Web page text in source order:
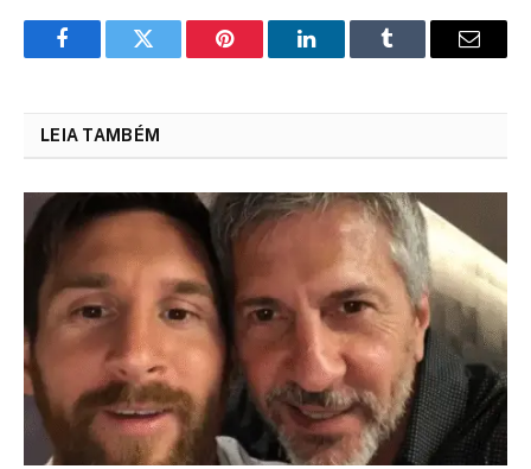
FacebookTwitter Pinterest LinkedInTumblr Email
LEIA TAMBÉM